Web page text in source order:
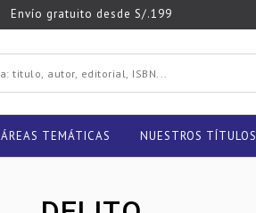
Envío gratuito desde S/.199
ÁREAS TEMÁTICAS NUESTROS TÍTULOS